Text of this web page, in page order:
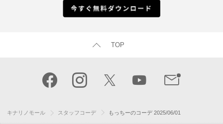
TOP
キナリノモール スタッフコーデ もっちーのコーデ 2025/06/01